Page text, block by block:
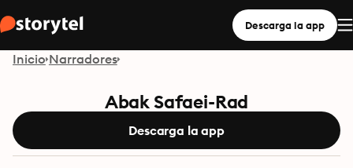
Descarga la app
Inicio Narradores
Abak Safaei-Rad
Descarga la app